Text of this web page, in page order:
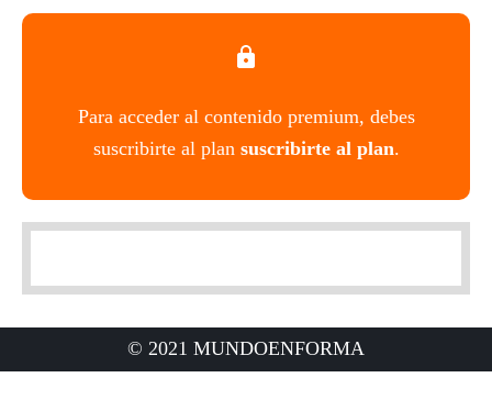
Para acceder al contenido premium, debes
suscribirte al plan suscribirte al plan.
© 2021 MUNDOENFORMA